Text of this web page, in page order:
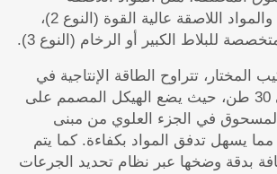
القياسية (النوع 1)، والمواد اللاصقة عالية القوة (النوع 2)،
للبلاط الكبير أو الرخام (النوع 3).
المختار، تتراوح الطاقة الإنتاجية في
الساعة بين 10 إلى 30 طن، حيث يضع الهيكل المصمم على
في الجزء العلوي من مبنى
مما يسهل تدفق المواد بكفاءة. كما يتم
بدقة وضخها عبر نظام تحديد الجرعات